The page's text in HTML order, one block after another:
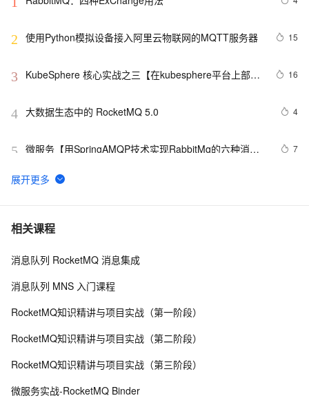
2 使用Python模拟设备接入阿里云物联网的MQTT服务器 15
3
KubeSphere 核心实战之三【在kubesphere平台上部署
署Zookeeper】（实操篇 3/4）
16
4 大数据生态中的 RocketMQ 5.0 4
5 微服务【用SpringAMQP技术实现RabbitMq的六种消息
7
6 深入了解Apache RocketMQ：可靠的分布式消息队列
7 阿里二面：RocketMQ 消费失败了，怎么处理？
8 RabbitMQ的使用与分析
10NanoMQ Newsletter 2022-08｜v0.11：MQTT 5.0 +
态
相关课程
消息队列 RocketMQ 消息集成
消息队列 MNS 入门课程
RocketMQ知识精讲与项目实战（第一阶段）
RocketMQ知识精讲与项目实战（第二阶段）
RocketMQ知识精讲与项目实战（第三阶段）
微服务实战-RocketMQ Binder